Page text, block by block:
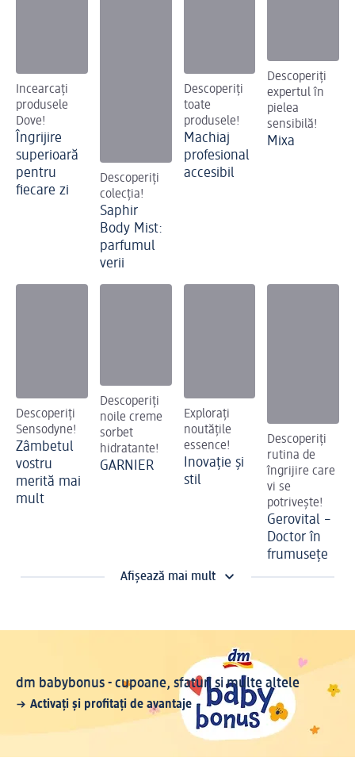
Incearcați
produsele
Dove!
Îngrijire
superioară
pentru
fiecare zi
Descoperiți
colecția!
Saphir
Body Mist:
parfumul
verii
Descoperiți
toate
produsele!
Machiaj
profesional
accesibil
Descoperiți
expertul în
pielea
sensibilă!
Mixa
Descoperiți
Sensodyne!
Zâmbetul
vostru
merită mai
mult
Descoperiți
noile creme
sorbet
hidratante!
GARNIER
Explorați
noutățile
essence!
Inovație și
stil
Descoperiți
rutina de
îngrijire care
vi se
potrivește!
Gerovital –
Doctor în
frumusețe
Afișează mai mult
dm babybonus - cupoane, sfaturi și multe altele
Activați și profitați de avantaje